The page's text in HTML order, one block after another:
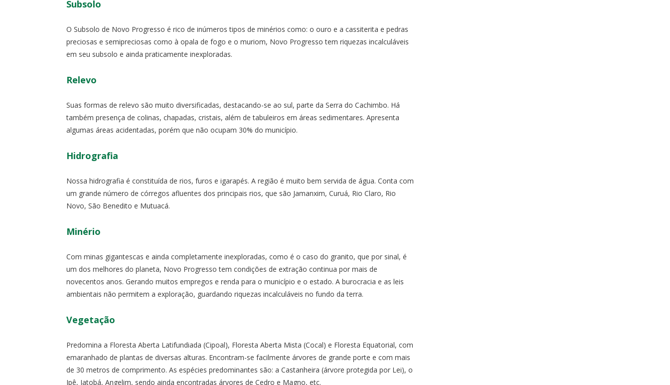
Subsolo
O Subsolo de Novo Progresso é rico de inúmeros tipos de minérios como: o ouro e a cassiterita e pedras
preciosas e semipreciosas como à opala de fogo e o muriom, Novo Progresso tem riquezas incalculáveis
em seu subsolo e ainda praticamente inexploradas.
Relevo
Suas formas de relevo são muito diversificadas, destacando-se ao sul, parte da Serra do Cachimbo. Há
também presença de colinas, chapadas, cristais, além de tabuleiros em áreas sedimentares. Apresenta
algumas áreas acidentadas, porém que não ocupam 30% do município.
Hidrografia
Nossa hidrografia é constituída de rios, furos e igarapés. A região é muito bem servida de água. Conta com
um grande número de córregos afluentes dos principais rios, que são Jamanxim, Curuá, Rio Claro, Rio
Novo, São Benedito e Mutuacá.
Minério
Com minas gigantescas e ainda completamente inexploradas, como é o caso do granito, que por sinal, é
um dos melhores do planeta, Novo Progresso tem condições de extração continua por mais de
novecentos anos. Gerando muitos empregos e renda para o município e o estado. A burocracia e as leis
ambientais não permitem a exploração, guardando riquezas incalculáveis no fundo da terra.
Vegetação
Predomina a Floresta Aberta Latifundiada (Cipoal), Floresta Aberta Mista (Cocal) e Floresta Equatorial, com
emaranhado de plantas de diversas alturas. Encontram-se facilmente árvores de grande porte e com mais
de 30 metros de comprimento. As espécies predominantes são: a Castanheira (árvore protegida por Lei), o
Ipê, Jatobá, Angelim, sendo ainda encontradas árvores de Cedro e Magno, etc.